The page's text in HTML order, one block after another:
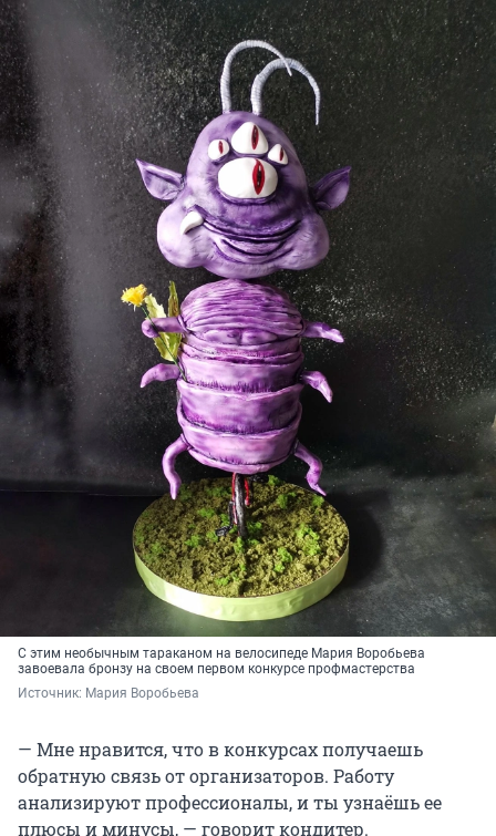
С этим необычным тараканом на велосипеде Мария Воробьева
завоевала бронзу на своем первом конкурсе профмастерства
Источник: Мария Воробьева
— Мне нравится, что в конкурсах получаешь
обратную связь от организаторов. Работу
анализируют профессионалы, и ты узнаёшь ее
плюсы и минусы, — говорит кондитер.